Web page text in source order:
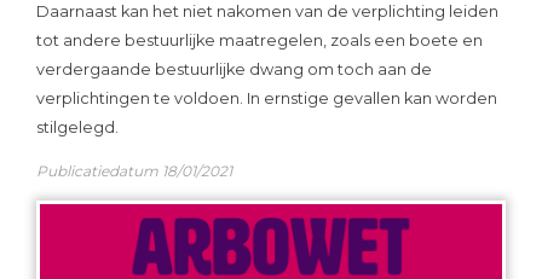
Daarnaast kan het niet nakomen van de verplichting leiden
tot andere bestuurlijke maatregelen, zoals een boete en
verdergaande bestuurlijke dwang om toch aan de
verplichtingen te voldoen. In ernstige gevallen kan worden
stilgelegd.
Publicatiedatum 18/01/2021